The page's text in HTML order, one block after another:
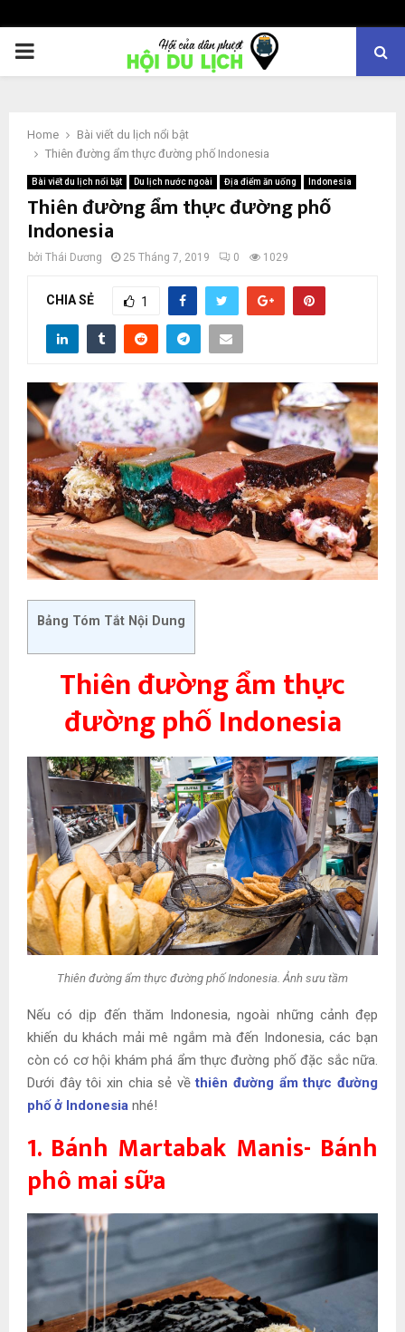
PRIMARY
Home
Bài viết du lịch nổi bật
Thiên đường ẩm thực đường phố Indonesia
Bài viết du lịch nổi bật Du lịch nước ngoài Địa điểm ăn uống Indonesia
Thiên đường ẩm thực đường phố
Indonesia
bởi Thái Dương 25 Tháng 7, 2019 0 1029
CHIA SẺ 1
Bảng Tóm Tắt Nội Dung
Thiên đường ẩm thực
đường phố Indonesia
Thiên đường ẩm thực đường phố Indonesia. Ảnh sưu tầm
Nếu có dịp đến thăm Indonesia, ngoài những cảnh đẹp
khiến du khách mải mê ngắm mà đến Indonesia, các bạn
còn có cơ hội khám phá ẩm thực đường phố đặc sắc nữa.
Dưới đây tôi xin chia sẻ vềthiên đường ẩm thực đường
phố ở Indonesia nhé!
1. Bánh Martabak Manis- Bánh
phô mai sữa